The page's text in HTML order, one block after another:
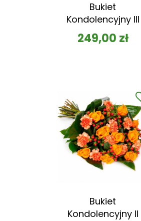
Bukiet
Kondolencyjny III
249,00 zł
Bukiet
Kondolencyjny II